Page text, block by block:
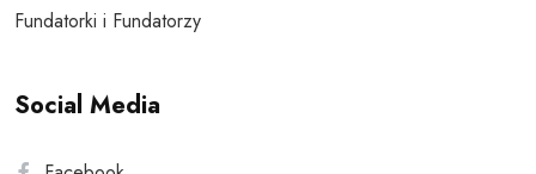
Fundatorki i Fundatorzy
Social Media